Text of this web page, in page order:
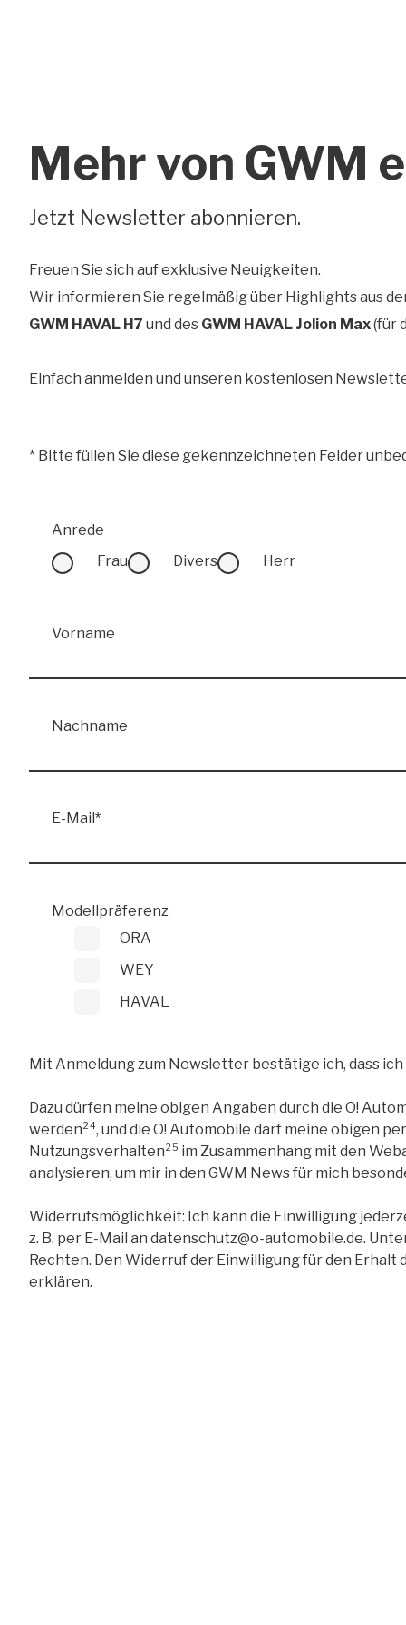
Mehr von GWM
Jetzt Newsletter abonnieren.
Freuen Sie sich auf exklusive Neuigkeiten.
Wir informieren Sie regelmäßig über Highlights aus
GWM HAVAL H7 und des GWM HAVAL Jolion Max(für
Einfach anmelden und unseren kostenlosen
* Bitte füllen Sie diese gekennzeichneten Felder
Anrede
Frau
Divers Herr
Vorname
Nachname
E-Mail*
Modellpräferenz
ORA
WEY
HAVAL
Mit Anmeldung zum Newsletter bestätige ich, dass
Dazu dürfen meine obigen Angaben durch die O!
werden²⁴, und die O! Automobile darf meine obigen
Nutzungsverhalten²⁵ im Zusammenhang mit den
analysieren, um mir in den GWM News für mich
Widerrufsmöglichkeit: Ich kann die Einwilligung
z. B. per E-Mail an datenschutz@o-automobile.de.
Rechten. Den Widerruf der Einwilligung für den
erklären.